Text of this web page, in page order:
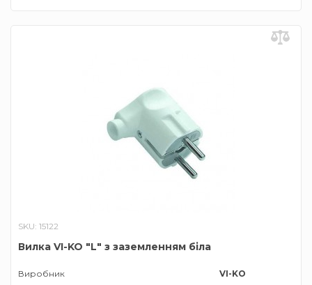
SKU: 15122
Вилка VI-KO "L" з заземленням біла
Виробник
VI-KO